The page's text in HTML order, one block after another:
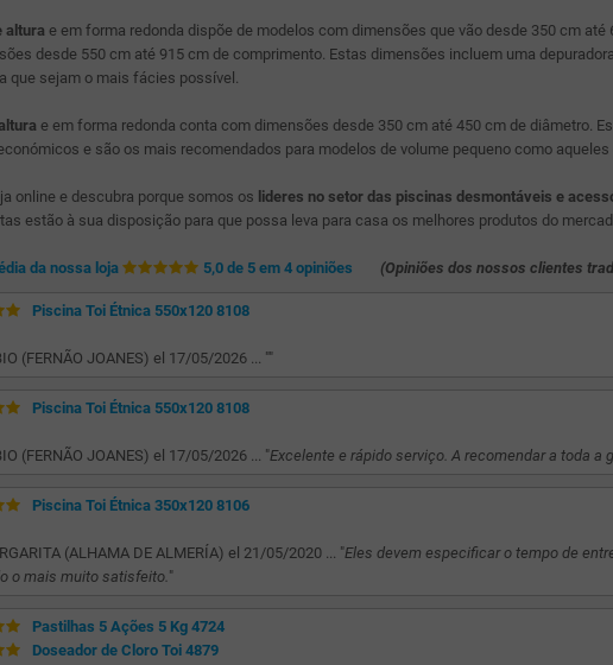
altura e em forma redonda dispõe de modelos com dimensões que vão desde 350 cm
desde 550 cm até 915 cm de comprimento. Estas dimensões incluem uma
que sejam o mais fácies possível.
e em forma redonda conta com dimensões desde 350 cm até 450 cm de diâmetro.
e são os mais recomendados para modelos de volume pequeno como
online e descubra porque somos os lideres no setor das piscinas desmontáveis e
estão à sua disposição para que possa leva para casa os melhores produtos do
da nossa loja 5,0 de 5 em 4 opiniões (Opiniões dos nossos clientes
Piscina Toi Étnica 550x120 8108
(FERNÃO JOANES) el 17/05/2026 ... ""
Piscina Toi Étnica 550x120 8108
(FERNÃO JOANES) el 17/05/2026 ... "Excelente e rápido serviço. A recomendar a toda a
Piscina Toi Étnica 350x120 8106
(ALHAMA DE ALMERÍA) el 21/05/2020 ... "Eles devem especificar o tempo de
o mais muito satisfeito."
Pastilhas 5 Ações 5 Kg 4724
Doseador de Cloro Toi 4879